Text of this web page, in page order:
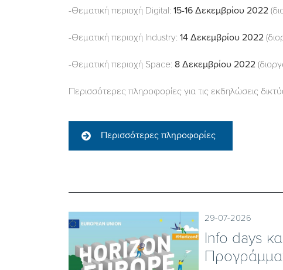
-Θεματική περιοχή Digital: 15-16 Δεκεμβρίου 2022
-Θεματική περιοχή Industry: 14 Δεκεμβρίου 2022
-Θεματική περιοχή Space: 8 Δεκεμβρίου 2022
Περισσότερες πληροφορίες για τις εκδηλώσεις
Περισσότερες πληροφορίες
29-07-2026
Ιnfo days